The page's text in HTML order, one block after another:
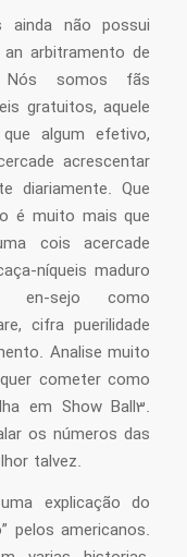
ainda não possui
arbitramento de
somos fãs
gratuitos, aquele
algum efetivo,
acrescentar
diariamente. Que
é muito mais que
cois acercade
níqueis maduro
en-sejo como
cifra puerilidade
Analise muito
cometer como
em Show Ball3.
os números das
talvez.
explicação do
pelos americanos.